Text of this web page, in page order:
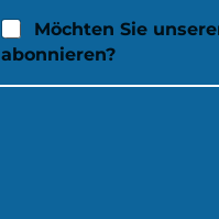
Möchten Sie
abonnieren?